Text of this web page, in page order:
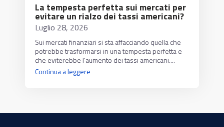
La tempesta perfetta sui mercati per
evitare un rialzo dei tassi americani?
Luglio 28, 2026
Sui mercati finanziari si sta affacciando quella che
potrebbe trasformarsi in una tempesta perfetta e
che eviterebbe l'aumento dei tassi americani....
Continua a leggere